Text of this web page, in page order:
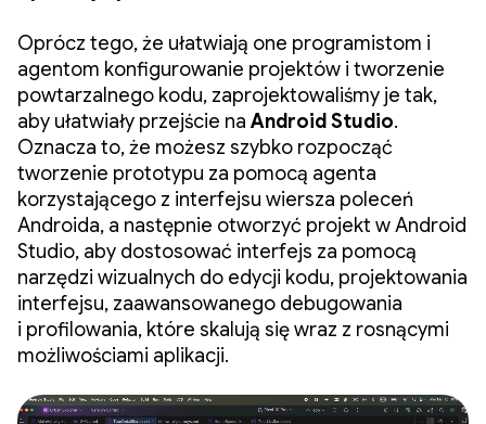
Oprócz tego, że ułatwiają one programistom i
agentom konfigurowanie projektów i tworzenie
powtarzalnego kodu, zaprojektowaliśmy je tak,
aby ułatwiały przejście na Android Studio.
Oznacza to, że możesz szybko rozpocząć
tworzenie prototypu za pomocą agenta
korzystającego z interfejsu wiersza poleceń
Androida, a następnie otworzyć projekt w Android
Studio, aby dostosować interfejs za pomocą
narzędzi wizualnych do edycji kodu, projektowania
interfejsu, zaawansowanego debugowania
i profilowania, które skalują się wraz z rosnącymi
możliwościami aplikacji.